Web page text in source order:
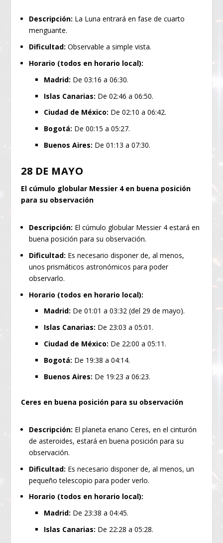
Descripción: La Luna entrará en fase de cuarto
menguante.
Dificultad: Observable a simple vista.
Horario (todos en horario local):
Madrid: De 03:16 a 06:30.
Islas Canarias: De 02:46 a 06:50.
Ciudad de México: De 02:10 a 06:42.
Bogotá: De 00:15 a 05:27.
Buenos Aires: De 01:13 a 07:30.
28 DE MAYO
El cúmulo globular Messier 4 en buena posición
para su observación
Descripción: El cúmulo globular Messier 4 estará en
buena posición para su observación.
Dificultad: Es necesario disponer de, al menos,
unos prismáticos astronómicos para poder
observarlo.
Horario (todos en horario local):
Madrid: De 01:01 a 03:32 (del 29 de mayo).
Islas Canarias: De 23:03 a 05:01.
Ciudad de México: De 22:00 a 05:11.
Bogotá: De 19:38 a 04:14.
Buenos Aires: De 19:23 a 06:23.
Ceres en buena posición para su observación
Descripción: El planeta enano Ceres, en el cinturón
de asteroides, estará en buena posición para su
observación.
Dificultad: Es necesario disponer de, al menos, un
pequeño telescopio para poder verlo.
Horario (todos en horario local):
Madrid: De 23:38 a 04:45.
Islas Canarias: De 22:28 a 05:28.